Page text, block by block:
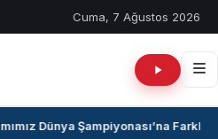
Cuma, 7 Ağustos 2026
Dünya Şampiyonası’na Farklı